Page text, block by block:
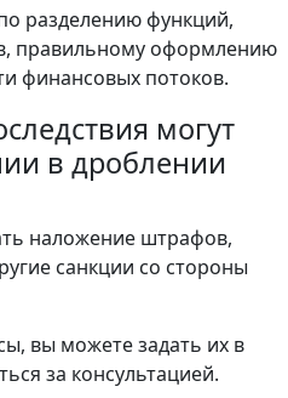
разделению функций,
правильному оформлению
финансовых потоков.
могут
в дроблении
наложение штрафов,
санкции со стороны
вы можете задать их в
за консультацией.